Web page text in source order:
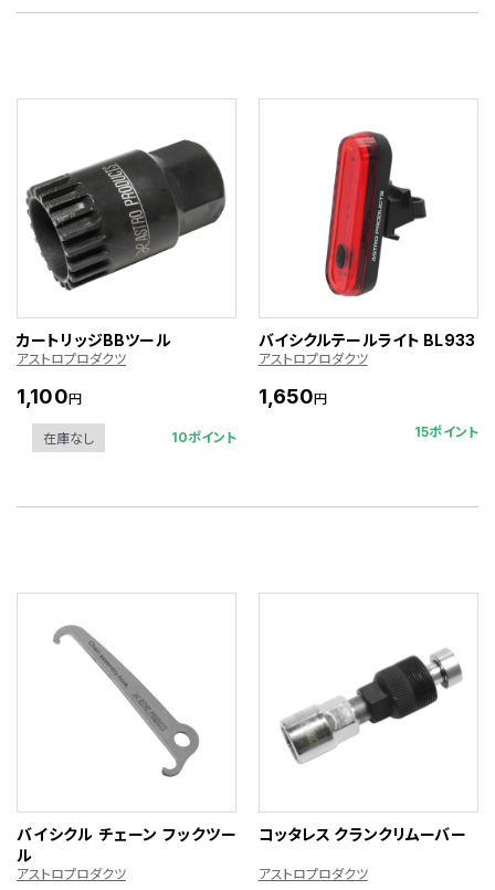
カートリッジBBツール
アストロプロダクツ
1,100円
在庫なし 10ポイント
バイシクルテールライト BL933
アストロプロダクツ
1,650円
15ポイント
バイシクル チェーン フックツー
ル
アストロプロダクツ
コッタレス クランクリムーバー
アストロプロダクツ